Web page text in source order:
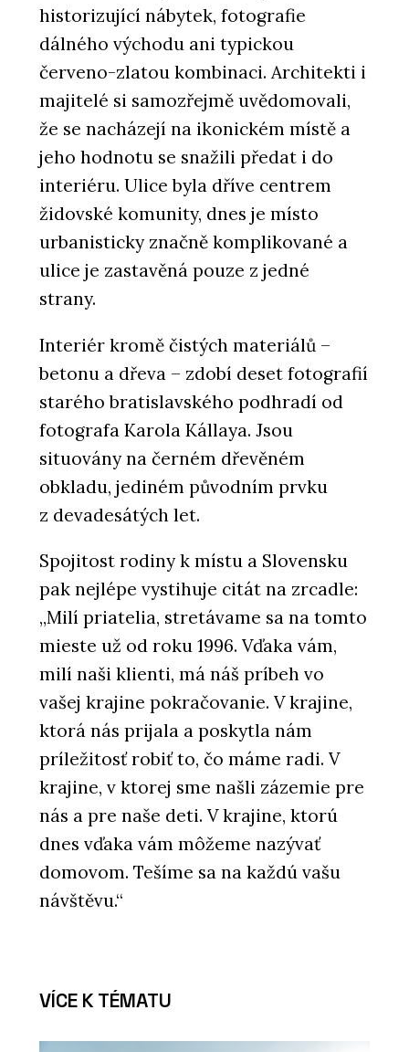
historizující nábytek, fotografie
dálného východu ani typickou
červeno-zlatou kombinaci. Architekti i
majitelé si samozřejmě uvědomovali,
že se nacházejí na ikonickém místě a
jeho hodnotu se snažili předat i do
interiéru. Ulice byla dříve centrem
židovské komunity, dnes je místo
urbanisticky značně komplikované a
ulice je zastavěná pouze z jedné
strany.
Interiér kromě čistých materiálů –
betonu a dřeva – zdobí deset fotografií
starého bratislavského podhradí od
fotografa Karola Kállaya. Jsou
situovány na černém dřevěném
obkladu, jediném původním prvku
z devadesátých let.
Spojitost rodiny k místu a Slovensku
pak nejlépe vystihuje citát na zrcadle:
„Milí priatelia, stretávame sa na tomto
mieste už od roku 1996. Vďaka vám,
milí naši klienti, má náš príbeh vo
vašej krajine pokračovanie. V krajine,
ktorá nás prijala a poskytla nám
príležitosť robiť to, čo máme radi. V
krajine, v ktorej sme našli zázemie pre
nás a pre naše deti. V krajine, ktorú
dnes vďaka vám môžeme nazývať
domovom. Tešíme sa na každú vašu
návštěvu.“
VÍCE K TÉMATU